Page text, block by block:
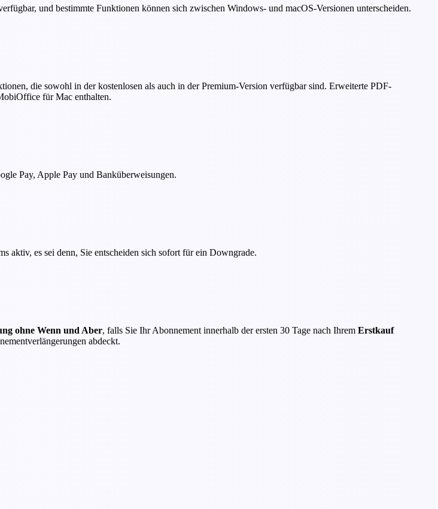
und bestimmte Funktionen können sich zwischen Windows- und macOS-Versionen unterscheiden.
die sowohl in der kostenlosen als auch in der Premium-Version verfügbar sind. Erweiterte PDF-
für Mac enthalten.
Pay, Apple Pay und Banküberweisungen.
aktiv, es sei denn, Sie entscheiden sich sofort für ein Downgrade.
ohne Wenn und Aber, falls Sie Ihr Abonnement innerhalb der ersten 30 Tage nach Ihrem Erstkauf
abdeckt.